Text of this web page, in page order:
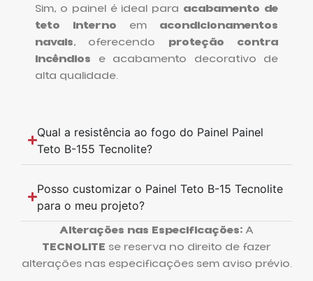
Sim, o painel é ideal para acabamento de
teto interno em acondicionamentos
navais, oferecendo proteção contra
incêndios e acabamento decorativo de
alta qualidade.
Qual a resistência ao fogo do Painel Painel
Teto B-155 Tecnolite?
Posso customizar o Painel Teto B-15 Tecnolite
para o meu projeto?
Alterações nas Especificações: A
TECNOLITE se reserva no direito de fazer
alterações nas especificações sem aviso prévio.